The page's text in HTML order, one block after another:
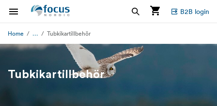
B2B login
Home ... Tubkikartillbehör
Tubkikartillbehör